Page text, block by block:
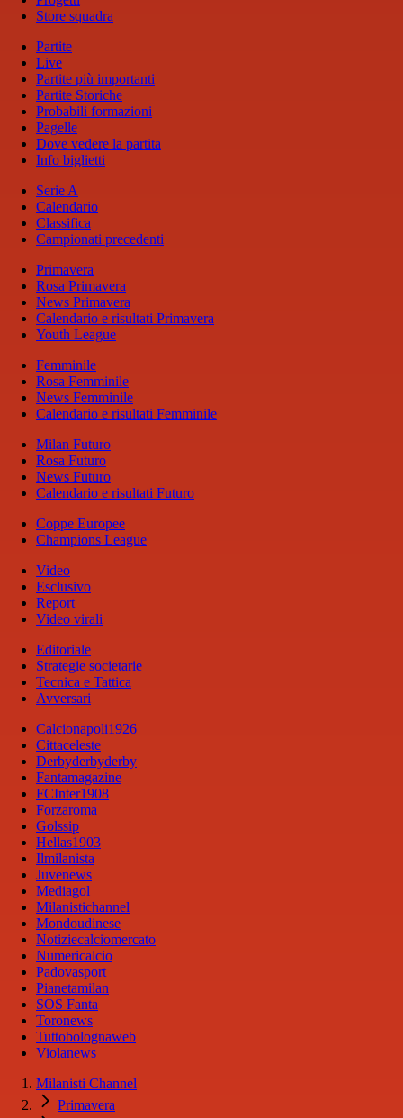
Store squadra
Partite
Live
Partite più importanti
Partite Storiche
Probabili formazioni
Pagelle
Dove vedere la partita
Info biglietti
Serie A
Calendario
Classifica
Campionati precedenti
Primavera
Rosa Primavera
News Primavera
Calendario e risultati Primavera
Youth League
Femminile
Rosa Femminile
News Femminile
Calendario e risultati Femminile
Milan Futuro
Rosa Futuro
News Futuro
Calendario e risultati Futuro
Coppe Europee
Champions League
Video
Esclusivo
Report
Video virali
Editoriale
Strategie societarie
Tecnica e Tattica
Avversari
Calcionapoli1926
Cittaceleste
Derbyderbyderby
Fantamagazine
FCInter1908
Forzaroma
Golssip
Hellas1903
Ilmilanista
Juvenews
Mediagol
Milanistichannel
Mondoudinese
Notiziecalciomercato
Numericalcio
Padovasport
Pianetamilan
SOS Fanta
Toronews
Tuttobolognaweb
Violanews
Milanisti Channel
Primavera